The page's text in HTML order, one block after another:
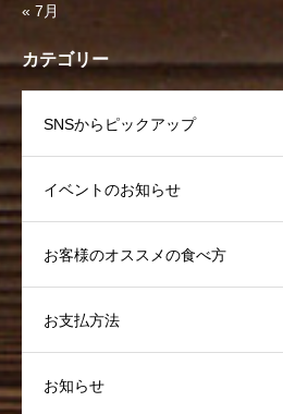
« 7月
カテゴリー
SNSからピックアップ
イベントのお知らせ
お客様のオススメの食べ方
お支払方法
お知らせ